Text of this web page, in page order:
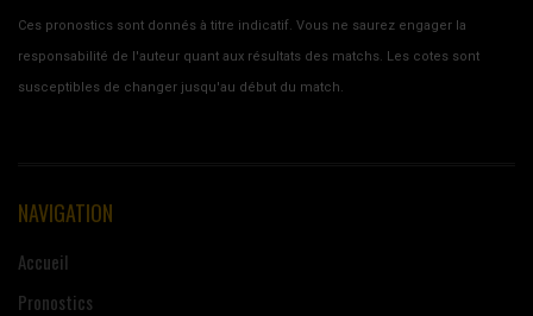
Ces pronostics sont donnés à titre indicatif. Vous ne saurez engager la
responsabilité de l'auteur quant aux résultats des matchs. Les cotes sont
susceptibles de changer jusqu'au début du match.
NAVIGATION
Accueil
Pronostics